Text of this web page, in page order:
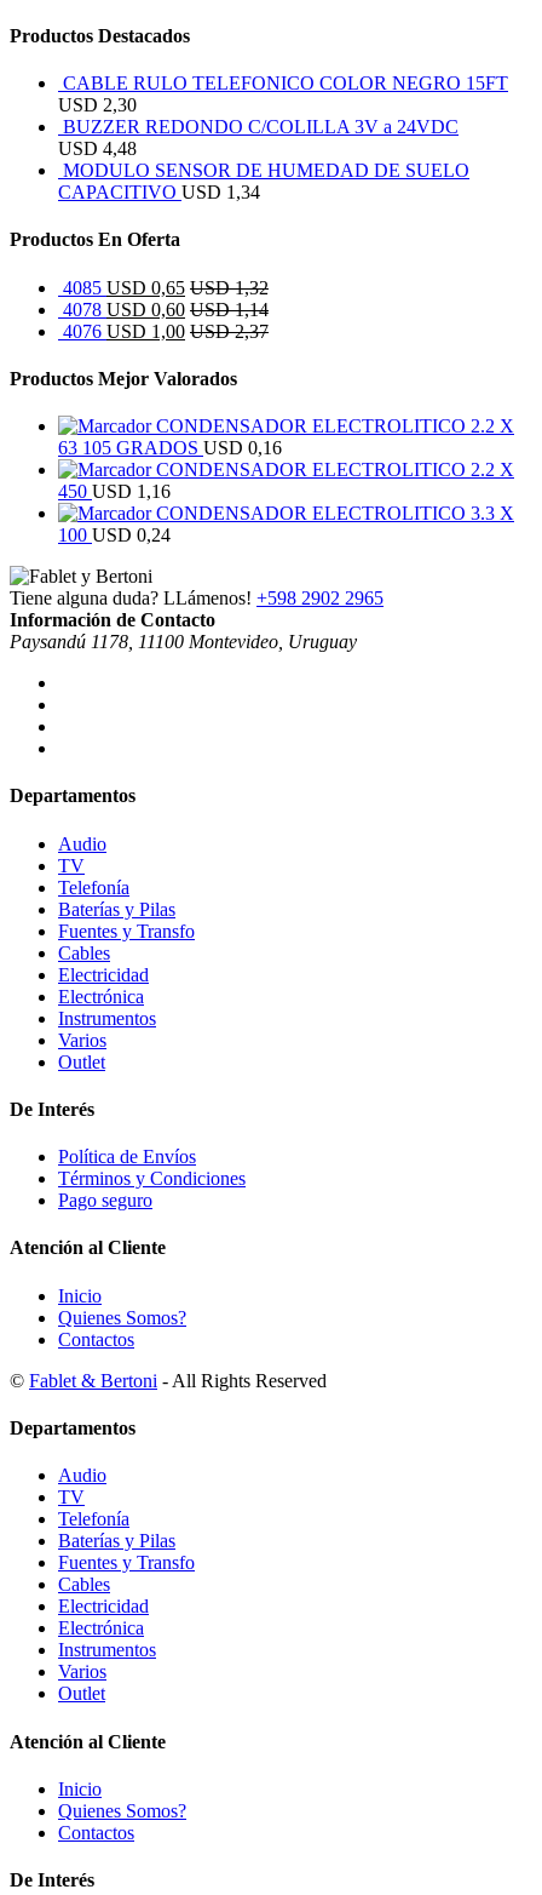
Productos Destacados
CABLE RULO TELEFONICO COLOR NEGRO 15FT
USD 2,30
BUZZER REDONDO C/COLILLA 3V a 24VDC
USD 4,48
MODULO SENSOR DE HUMEDAD DE SUELO
CAPACITIVO USD 1,34
Productos En Oferta
4085 USD 0,65 USD1,32
4078 USD 0,60 USD1,14
4076 USD 1,00 USD2,37
Productos Mejor Valorados
CONDENSADOR ELECTROLITICO 2.2 X
63 105 GRADOS USD 0,16
CONDENSADOR ELECTROLITICO 2.2 X
450 USD 1,16
CONDENSADOR ELECTROLITICO 3.3 X
100 USD 0,24
Tiene alguna duda? LLámenos! +598 2902 2965
Información de Contacto
Paysandú 1178, 11100 Montevideo, Uruguay
Departamentos
Audio
TV
Telefonía
Baterías y Pilas
Fuentes y Transfo
Cables
Electricidad
Electrónica
Instrumentos
Varios
Outlet
De Interés
Política de Envíos
Términos y Condiciones
Pago seguro
Atención al Cliente
Inicio
Quienes Somos?
Contactos
© Fablet & Bertoni - All Rights Reserved
Departamentos
Audio
TV
Telefonía
Baterías y Pilas
Fuentes y Transfo
Cables
Electricidad
Electrónica
Instrumentos
Varios
Outlet
Atención al Cliente
Inicio
Quienes Somos?
Contactos
De Interés